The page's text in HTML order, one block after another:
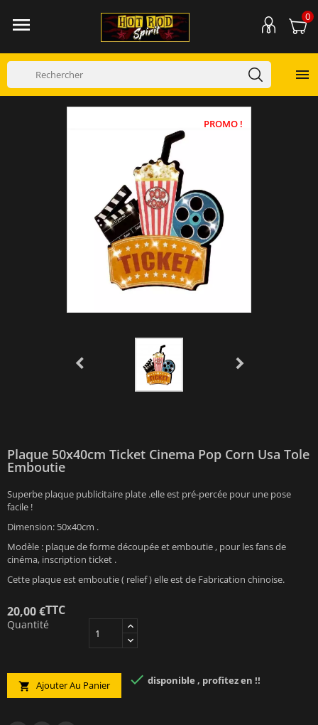
 0

PROMO !
Plaque 50x40cm Ticket Cinema Pop Corn Usa Tole
Emboutie
Superbe plaque publicitaire plate .elle est pré-percée pour une pose
facile !
Dimension: 50x40cm .
Modèle : plaque de forme découpée et emboutie , pour les fans de
cinéma, inscription ticket .
Cette plaque est emboutie ( relief ) elle est de Fabrication chinoise.
20,00 €TTC
Quantité
 Ajouter Au Panier  disponible , profitez en !!